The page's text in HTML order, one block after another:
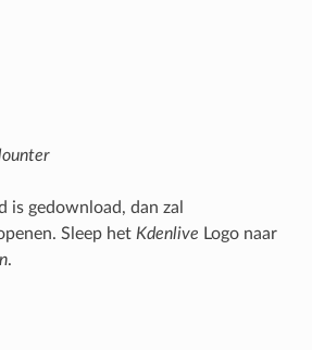
is gedownload, dan zal
Sleep het Kdenlive Logo naar
.